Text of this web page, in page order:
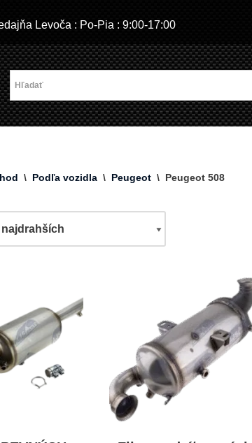
Levoča : Po-Pia : 9:00-17:00
\ Podľa vozidla \ Peugeot \ Peugeot 508